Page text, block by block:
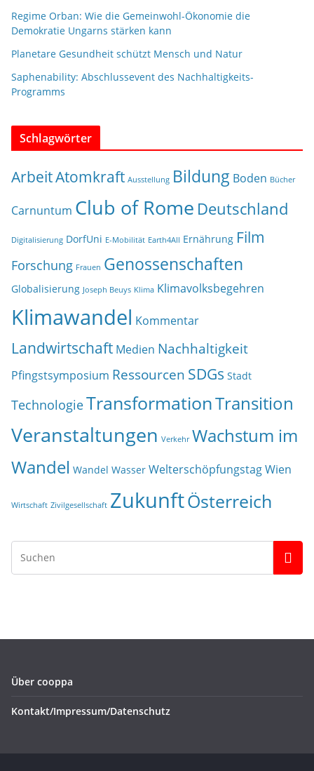
Regime Orban: Wie die Gemeinwohl-Ökonomie die
Demokratie Ungarns stärken kann
Planetare Gesundheit schützt Mensch und Natur
Saphenability: Abschlussevent des Nachhaltigkeits-
Programms
Schlagwörter
ArbeitAtomkraft Ausstellung Bildung Boden Bücher
Carnuntum Club of Rome Deutschland
Digitalisierung DorfUni E-Mobilität Earth4All Ernährung Film
Forschung Frauen Genossenschaften
Globalisierung Joseph Beuys Klima Klimavolksbegehren
Klimawandel Kommentar
Landwirtschaft Medien Nachhaltigkeit
Pfingstsymposium Ressourcen SDGs Stadt
TechnologieTransformationTransition
Veranstaltungen Verkehr Wachstum im
Wandel Wandel Wasser WelterschöpfungstagWien
Wirtschaft Zivilgesellschaft ZukunftÖsterreich
Über cooppa
Kontakt/Impressum/Datenschutz